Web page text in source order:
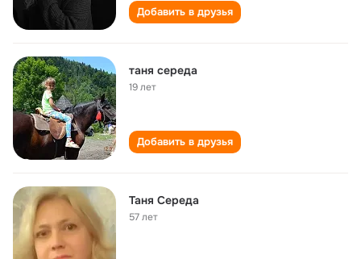
Добавить в друзья
таня середа
19 лет
Добавить в друзья
Таня Середа
57 лет